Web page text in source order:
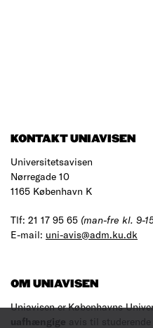
KONTAKT UNIAVISEN
Universitetsavisen
Nørregade 10
1165 København K
Tlf: 21 17 95 65 (man-fre kl. 9-
E-mail: uni-avis@adm.ku.dk
OM UNIAVISEN
Uniavisen er Københavns
uafhængige avis til studerende